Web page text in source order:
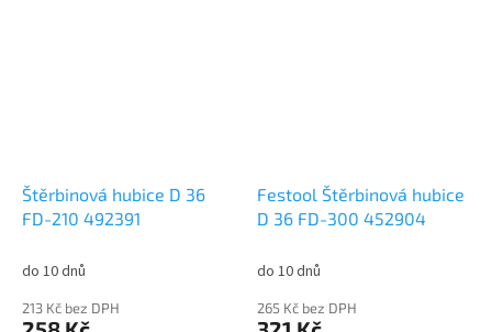
Štěrbinová hubice D 36
FD-210 492391
do 10 dnů
213 Kč bez DPH
Festool Štěrbinová hubice
D 36 FD-300 452904
do 10 dnů
265 Kč bez DPH